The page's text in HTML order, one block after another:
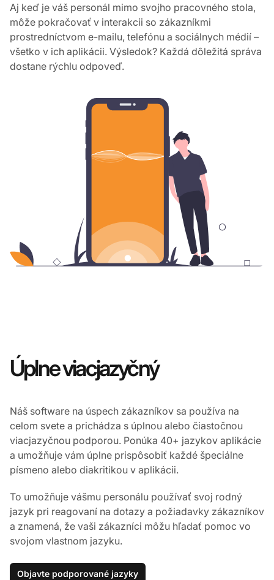
Aj keď je váš personál mimo svojho pracovného stola,
môže pokračovať v interakcii so zákazníkmi
prostredníctvom e-mailu, telefónu a sociálnych médií –
všetko v ich aplikácii. Výsledok? Každá dôležitá správa
dostane rýchlu odpoveď.
Úplne viacjazyčný
Náš software na úspech zákazníkov sa používa na
celom svete a prichádza s úplnou alebo čiastočnou
viacjazyčnou podporou. Ponúka 40+ jazykov aplikácie
a umožňuje vám úplne prispôsobiť každé špeciálne
písmeno alebo diakritikou v aplikácii.
To umožňuje vášmu personálu používať svoj rodný
jazyk pri reagovaní na dotazy a požiadavky zákazníkov
a znamená, že vaši zákazníci môžu hľadať pomoc vo
svojom vlastnom jazyku.
Objavte podporované jazyky